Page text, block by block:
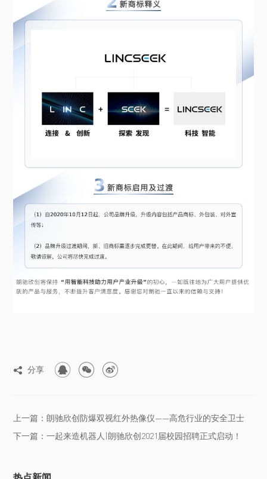
 分享   
上一篇：朗驰欣创防爆双视红外热像仪——高危行业的安全卫士
下一篇：一起来造机器人|朗驰欣创2021届校园招聘正式启动！